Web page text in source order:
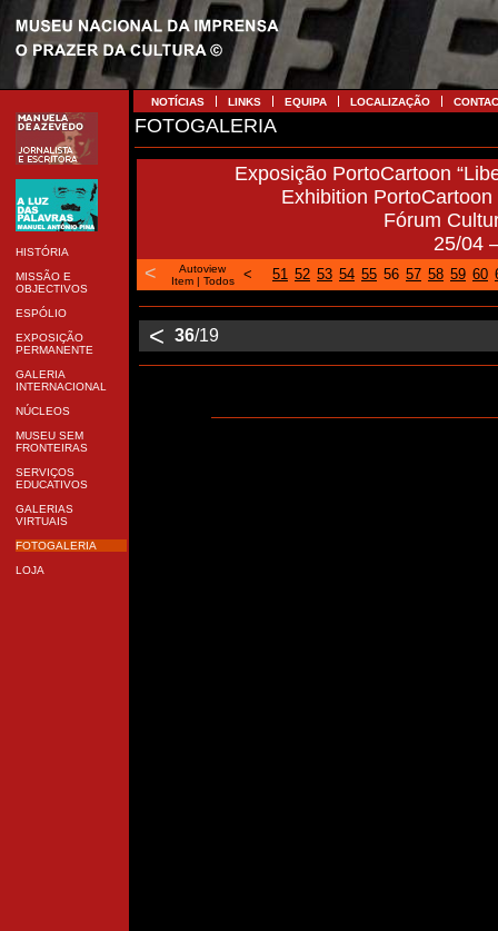
HISTÓRIA
MISSÃO E
OBJECTIVOS
ESPÓLIO
EXPOSIÇÃO
PERMANENTE
GALERIA
INTERNACIONAL
NÚCLEOS
MUSEU SEM
FRONTEIRAS
SERVIÇOS
EDUCATIVOS
GALERIAS
VIRTUAIS
FOTOGALERIA
LOJA
NOTÍCIAS LINKS EQUIPA LOCALIZAÇÃO
FOTOGALERIA
Exposição PortoCartoon
Exhibition PortoCartoon
Fórum
25/04
<
Autoview
Item| Todos < 51 52 53 54 55 56 57 58 59 60
< 36/19